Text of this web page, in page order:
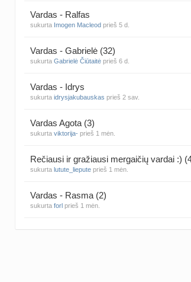
Visos temos (8000+)
Vardas - Ralfas
sukurta Imogen Macleod prieš 5 d.
Vardas - Gabrielė (32)
sukurta Gabrielė Čiūtaitė prieš 6 d.
Vardas - Idrys
sukurta idrysjakubauskas prieš 2 sav.
Vardas Agota (3)
sukurta viktorija- prieš 1 mėn.
sukurta lutute_liepute prieš 1 mėn.
Vardas - Rasma (2)
sukurta forl prieš 1 mėn.
Vardas - Mila (12)